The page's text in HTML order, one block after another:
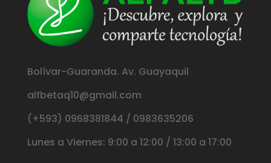
Bolívar-Guaranda. Av. Guayaquil
alfbetaq10@gmail.com
(+593) 0968381844 / 0983635206
Lunes a Viernes: 9:00 a 12:00 / 13:00 a 17:00